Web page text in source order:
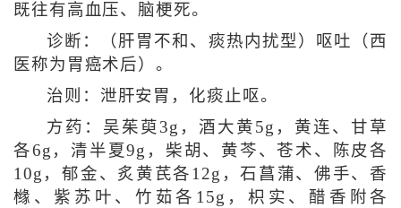
既往有高血压、脑梗死。
诊断：（肝胃不和、痰热内扰型）呕吐（西
医称为胃癌术后）。
治则：泄肝安胃，化痰止呕。
方药：吴茱萸3g，酒大黄5g，黄连、甘草
各6g，清半夏9g，柴胡、黄芩、苍术、陈皮各
10g，郁金、炙黄芪各12g，石菖蒲、佛手、香
橼、紫苏叶、竹茹各15g，枳实、醋香附各